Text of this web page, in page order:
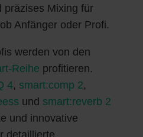
präzises Mixing für
Anfänger oder Profi.
werden von den
Reihe profitieren.
4, smart:comp 2,
und smart:reverb 2
und innovative
detaillierte